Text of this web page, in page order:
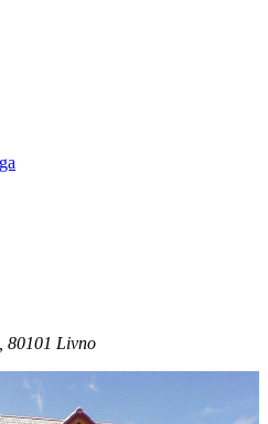
80101 Livno